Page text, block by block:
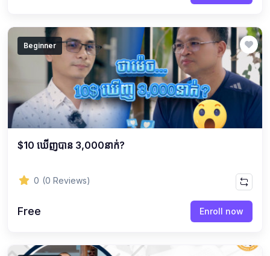
Beginner
$10 ឃើញបាន 3,000នាក់?
0 (0 Reviews)
Free Enroll now